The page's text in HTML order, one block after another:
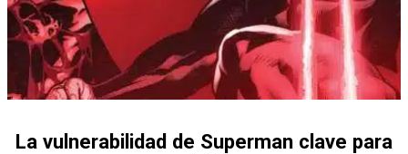
La vulnerabilidad de Superman clave para